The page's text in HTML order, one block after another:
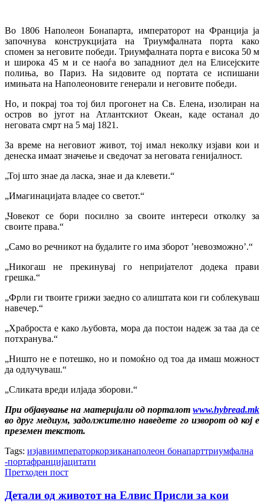
Во 1806 Наполеон Бонапарта, императорот на Франција ја
започнува конструкцијата на Триумфалната порта како
спомен за неговите победи. Триумфалната порта е висока 50 м
и широка 45 м и се наоѓа во западниот дел на Елисејските
полиња, во Париз. На ѕидовите од портата се испишани
имињата на Наполеоновите генерали и неговите победи.
Но, и покрај тоа тој бил прогонет на Св. Елена, изолиран на
остров во југот на Атлантскиот Океан, каде останал до
неговата смрт на 5 мај 1821.
За време на неговиот живот, тој имал неколку изјави кои и
денеска имаат значење и сведочат за неговата генијалност.
„Тој што знае да ласка, знае и да клевети.“
„Имагинацијата владее со светот.“
„Човекот се бори посилно за своите интереси отколку за
своите права.“
„Само во речникот на будалите го има зборот ’невозможно’.“
„Никогаш не прекинувај го непријателот додека прави
грешка.“
„Фрли ги твоите грижи заедно со алиштата кои ги соблекуваш
навечер.“
„Храброста е како љубовта, мора да постои надеж за таа да се
потхранува.“
„Ништо не е потешко, но и помоќно од тоа да имаш можност
да одлучуваш.“
„Сликата вреди илјада зборови.“
При објавување на материјали од порталот www.hybread.mk
во друг медиум, задолжително наведете го изворот од кој е
преземен текстот.
Tags: изјавиимператоркорзиканаполеон бонапарттриумфална
-портафранцијацитати
Претходен пост
Детали од животот на Елвис Присли за кои